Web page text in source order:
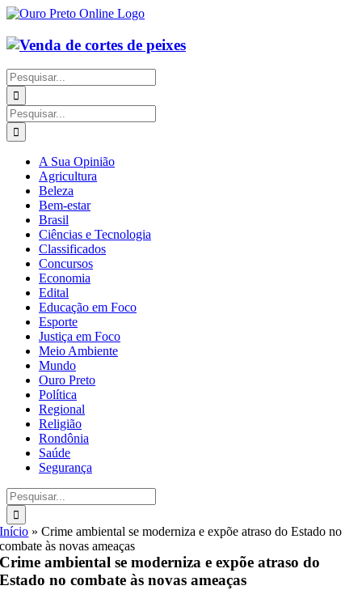
Ir
o
conteúdo
Buscar
resultados
para:
Buscar
resultados
para:
A Sua Opinião
Agricultura
Beleza
Bem-estar
Brasil
Ciências e Tecnologia
Classificados
Concursos
Economia
Edital
Educação em Foco
Esporte
Justiça em Foco
Meio Ambiente
Mundo
Ouro Preto
Política
Regional
Religião
Rondônia
Saúde
Segurança
Buscar
resultados
para:
Início »Crime ambiental se moderniza e expõe atraso do Estado no
combate às novas ameaças
Crime ambiental se moderniza e expõe atraso do
Estado no combate às novas ameaças